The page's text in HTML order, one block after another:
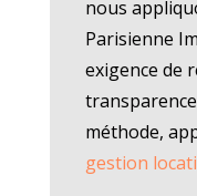
nous
Parisienne
exigence de
méthode,
gestion